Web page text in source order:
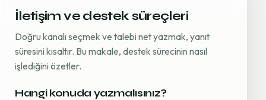
İletişim ve destek süreçleri
Doğru kanalı seçmek ve talebi net yazmak, yanıt
süresini kısaltır. Bu makale, destek sürecinin nasıl
işlediğini özetler.
Hangi konuda yazmalısınız?